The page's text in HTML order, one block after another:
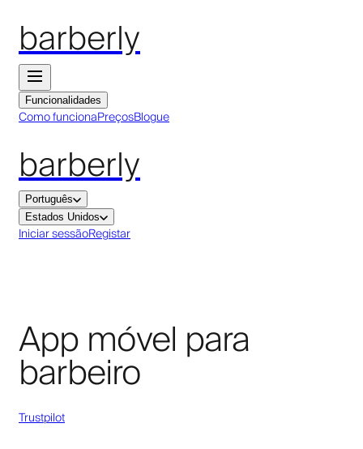
barberly
Funcionalidades
Como funcionaPreçosBlogue
barberly
Português
Estados Unidos
Iniciar sessãoRegistar
App móvel para
barbeiro
Trustpilot